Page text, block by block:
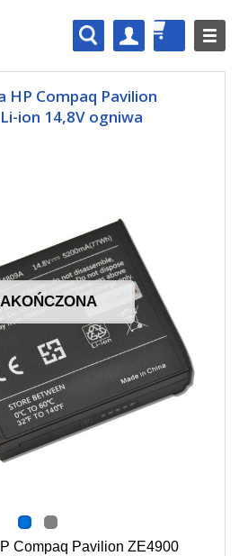
HP Compaq Pavilion
ion 14,8V ogniwa
Compaq Pavilion ZE4900